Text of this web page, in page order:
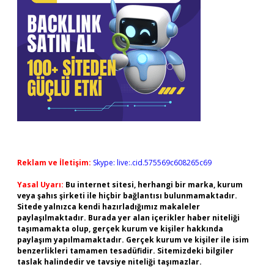
Reklam ve İletişim: Skype: live:.cid.575569c608265c69
Yasal Uyarı: Bu internet sitesi, herhangi bir marka, kurum
veya şahıs şirketi ile hiçbir bağlantısı bulunmamaktadır.
Sitede yalnızca kendi hazırladığımız makaleler
paylaşılmaktadır. Burada yer alan içerikler haber niteliği
taşımamakta olup, gerçek kurum ve kişiler hakkında
paylaşım yapılmamaktadır. Gerçek kurum ve kişiler ile isim
benzerlikleri tamamen tesadüfidir. Sitemizdeki bilgiler
taslak halindedir ve tavsiye niteliği taşımazlar.